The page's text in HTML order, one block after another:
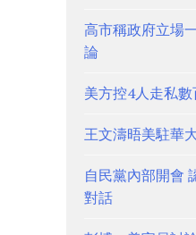
高市稱政府立場
論
美方控4人走私
王文濤晤美駐華
自民黨內部開會
對話